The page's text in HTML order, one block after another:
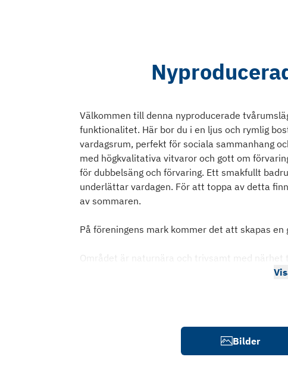
Välkommen till denna nyproducerade
funktionalitet. Här bor du i en ljus och rymlig
vardagsrum, perfekt för sociala sammanhang
med högkvalitativa vitvaror och gott om
för dubbelsäng och förvaring. Ett smakfullt
underlättar vardagen. För att toppa av detta
av sommaren.
På föreningens mark kommer det att skapas
Området är naturnära och trivsamt med
Bilder